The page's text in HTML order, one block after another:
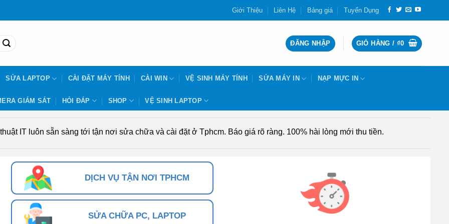
Giới Thiệu Liên Hệ Bảng giá Tuyển Dụng
ĐĂNG NHẬP GIỎ HÀNG / ₫0
SỬA LAPTOP CÀI ĐẶT MÁY TÍNH CÀI WIN VỆ SINH MÁY TÍNH SỬA MÁY IN NẠP MỰC IN
GIÁM SÁT HỎI ĐÁP SHOP VỆ SINH LAPTOP
IT luôn sẵn sàng tới tận nơi sửa chữa và cài đặt ở Tphcm. Báo giá rõ ràng. 100% hài lòng mới thu tiền.
DỊCH VỤ TẬN NƠI TPHCM
SỬA CHỮA PC, LAPTOP